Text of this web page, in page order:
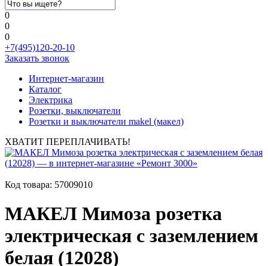
0
0
0
+7(495)120-20-10
Заказать звонок
Интернет-магазин
Каталог
Электрика
Розетки, выключатели
Розетки и выключатели makel (макел)
ХВАТИТ ПЕРЕПЛАЧИВАТЬ!
Код товара: 57009010
МАКЕЛ Мимоза розетка
электрическая с заземлением
белая (12028)